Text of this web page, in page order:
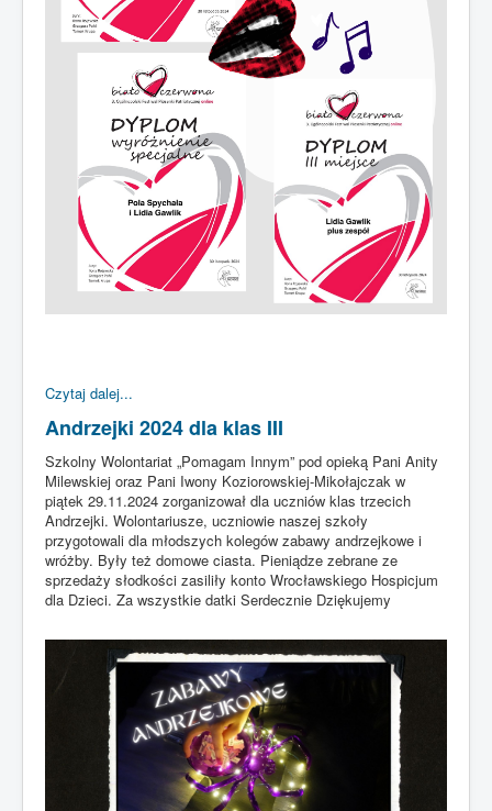
Czytaj dalej...
Andrzejki 2024 dla klas III
Szkolny Wolontariat „Pomagam Innym” pod opieką Pani Anity
Milewskiej oraz Pani Iwony Koziorowskiej-Mikołajczak w
piątek 29.11.2024 zorganizował dla uczniów klas trzecich
Andrzejki. Wolontariusze, uczniowie naszej szkoły
przygotowali dla młodszych kolegów zabawy andrzejkowe i
wróżby. Były też domowe ciasta. Pieniądze zebrane ze
sprzedaży słodkości zasiliły konto Wrocławskiego Hospicjum
dla Dzieci. Za wszystkie datki Serdecznie Dziękujemy